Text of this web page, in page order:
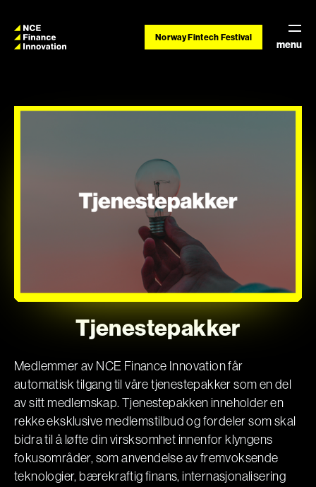
Norway Fintech Festival
menu
Tjenestepakker
Medlemmer av NCE Finance Innovation får
automatisk tilgang til våre tjenestepakker som en del
av sitt medlemskap. Tjenestepakken inneholder en
rekke eksklusive medlemstilbud og fordeler som skal
bidra til å løfte din virsksomhet innenfor klyngens
fokusområder, som anvendelse av fremvoksende
teknologier, bærekraftig finans, internasjonalisering